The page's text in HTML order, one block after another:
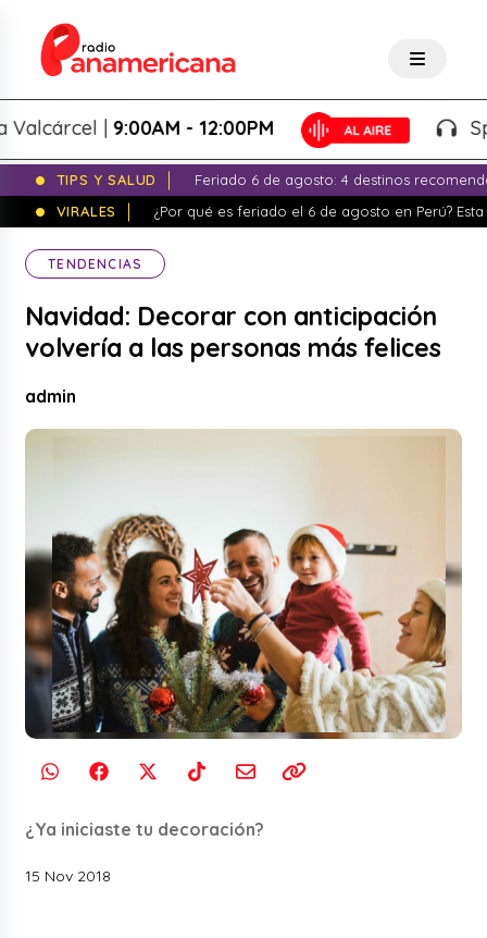
|9:00AM - 12:00PM
TIPS Y SALUD
Feriado 6 de agosto: 4 destinos
VIRALES
¿Por qué es feriado el 6 de agosto en Perú?
TENDENCIAS
Navidad: Decorar con anticipación
volvería a las personas más felices
admin
¿Ya iniciaste tu decoración?
15 Nov 2018